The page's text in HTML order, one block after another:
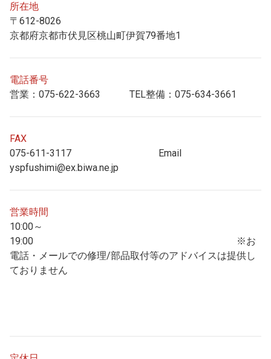
所在地
〒612-8026
京都府京都市伏見区桃山町伊賀79番地1
電話番号
営業：075-622-3663 TEL整備：075-634-3661
FAX
075-611-3117 Email
yspfushimi@ex.biwa.ne.jp
営業時間
10:00～
19:00 ※お
電話・メールでの修理/部品取付等のアドバイスは提供し
ておりません